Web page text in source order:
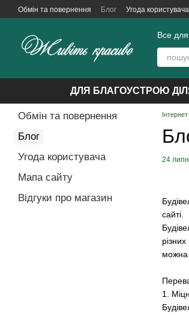
Перейти до основного контенту
Обмін та повернення Блог Угода користувача
Все
ДЛЯ БЛАГОУСТРОЮ
24
сайті.
можна
1.
Обмін та повернення
Блог
Угода користувача
Мапа сайту
Відгуки про магазин